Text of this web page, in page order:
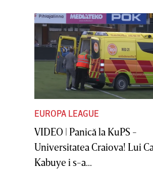
EUROPA LEAGUE
VIDEO | Panică la KuPS -
Universitatea Craiova! Lui
Kabuye i s-a...